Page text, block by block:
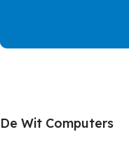
De Wit Computers